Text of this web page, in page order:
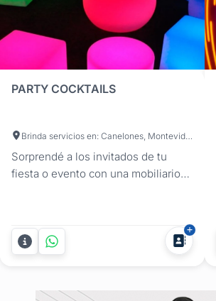
PARTY COCKTAILS
Brinda servicios en: Canelones, Montevideo
Sorprendé a los invitados de tu
fiesta o evento con una mobiliario
tragos, lleva a tu fiesta o evento la
nueva tendencia en mobiliario led.
Ambientación y comodidad para ti y
livings, puffs, que...